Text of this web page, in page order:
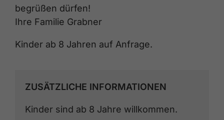
begrüßen dürfen!
Ihre Familie Grabner
Kinder ab 8 Jahren auf Anfrage.
ZUSÄTZLICHE INFORMATIONEN
Kinder sind ab 8 Jahre willkommen.